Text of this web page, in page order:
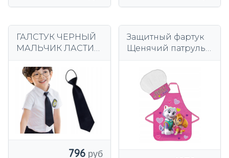
ГАЛСТУК ЧЕРНЫЙ
МАЛЬЧИК ЛАСТИК
ГЛАДКИЙ УЗКИЙ
796
Защитный фартук
Щенячий патруль